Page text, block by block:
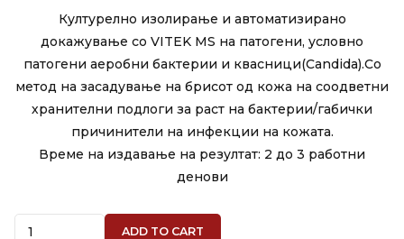
Културелно изолирање и автоматизирано
докажување со VITEK MS на патогени, условно
патогени аеробни бактерии и квасници(Candida).Со
метод на засадување на брисот од кожа на соодветни
хранителни подлоги за раст на бактерии/габички
причинители на инфекции на кожата.
Време на издавање на резултат: 2 до 3 работни
денови
Quantity ADD TO CART